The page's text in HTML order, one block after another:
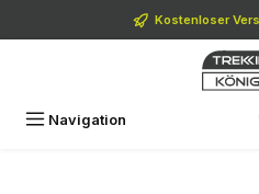
Zum Hauptinhalt springenKostenloser
Navigation